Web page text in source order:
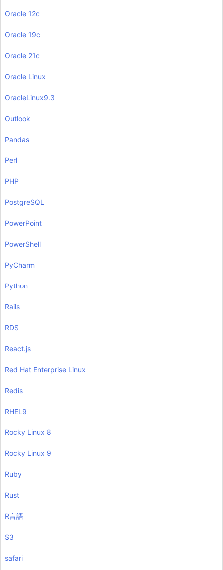
Oracle 12c
Oracle 19c
Oracle 21c
Oracle Linux
OracleLinux9.3
Outlook
Pandas
Perl
PHP
PostgreSQL
PowerPoint
PowerShell
PyCharm
Python
Rails
RDS
React.js
Red Hat Enterprise Linux
Redis
RHEL9
Rocky Linux 8
Rocky Linux 9
Ruby
Rust
R言語
S3
safari